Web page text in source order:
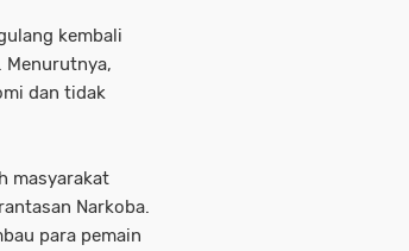
kembali
Menurutnya,
dan tidak
masyarakat
Narkoba.
para pemain